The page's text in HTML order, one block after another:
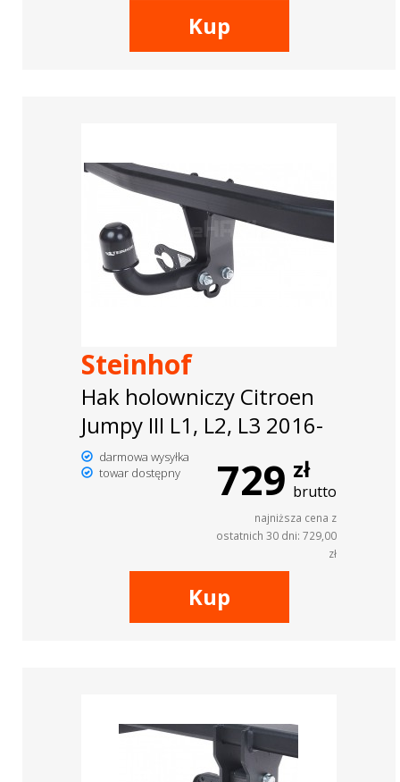
Kup
Steinhof
Hak holowniczy Citroen
Jumpy III L1, L2, L3 2016-
darmowa wysyłka
towar dostępny
729 zł
brutto
najniższa cena z
ostatnich 30 dni: 729,00
zł
Kup